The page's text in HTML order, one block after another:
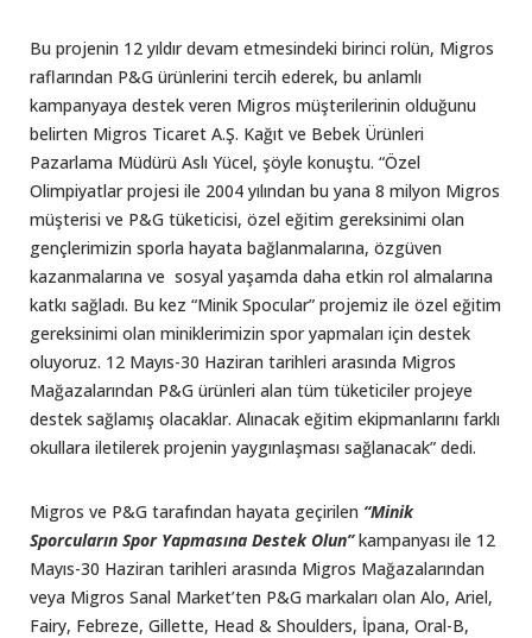
Bu projenin 12 yıldır devam etmesindeki birinci rolün, Migros
raflarından P&G ürünlerini tercih ederek, bu anlamlı
kampanyaya destek veren Migros müşterilerinin olduğunu
belirten Migros Ticaret A.Ş. Kağıt ve Bebek Ürünleri
Pazarlama Müdürü Aslı Yücel, şöyle konuştu. “Özel
Olimpiyatlar projesi ile 2004 yılından bu yana 8 milyon Migros
müşterisi ve P&G tüketicisi, özel eğitim gereksinimi olan
gençlerimizin sporla hayata bağlanmalarına, özgüven
kazanmalarına ve sosyal yaşamda daha etkin rol almalarına
katkı sağladı. Bu kez “Minik Spocular” projemiz ile özel eğitim
gereksinimi olan miniklerimizin spor yapmaları için destek
oluyoruz. 12 Mayıs-30 Haziran tarihleri arasında Migros
Mağazalarından P&G ürünleri alan tüm tüketiciler projeye
destek sağlamış olacaklar. Alınacak eğitim ekipmanlarını farklı
okullara iletilerek projenin yaygınlaşması sağlanacak” dedi.
Migros ve P&G tarafından hayata geçirilen “Minik
Sporcuların Spor Yapmasına Destek Olun” kampanyası ile 12
Mayıs-30 Haziran tarihleri arasında Migros Mağazalarından
veya Migros Sanal Market’ten P&G markaları olan Alo, Ariel,
Fairy, Febreze, Gillette, Head & Shoulders, İpana, Oral-B,